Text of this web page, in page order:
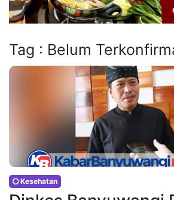
Tag : Belum
Kesehatan